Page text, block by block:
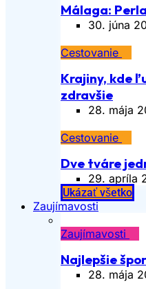
Málaga:
30. júna
Cestovanie
Krajiny, kde
zdravšie
28. mája
Cestovanie
Dve tváre
29. apríla
Ukázať všetko
Zaujímavosti
Zaujímavosti
Najlepšie
28. mája